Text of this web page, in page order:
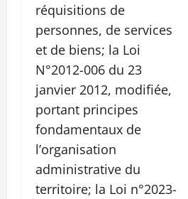
réquisitions de
personnes, de services
et de biens; la Loi
N°2012-006 du 23
janvier 2012, modifiée,
portant principes
fondamentaux de
l’organisation
administrative du
territoire; la Loi n°2023-